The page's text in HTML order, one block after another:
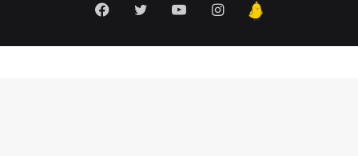
Facebook
Twitter YouTubeInstagram